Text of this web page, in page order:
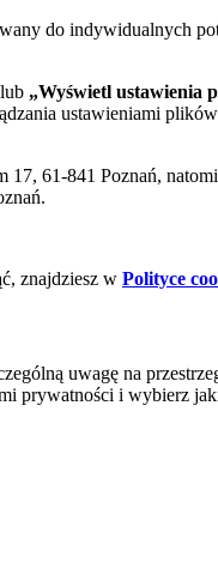
do indywidualnych
„Wyświetl ustawienia
ustawieniami
61-841 Poznań,
znajdziesz w Polityce
uwagę na
prywatności i wybierz